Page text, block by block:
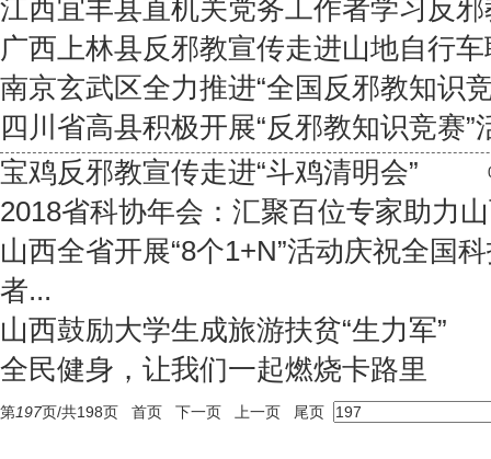
江西宜丰县直机关党务工作者学习反
广西上林县反邪教宣传走进山地自行
南京玄武区全力推进“全国反邪教知识
四川省高县积极开展“反邪教知识竞赛”
宝鸡反邪教宣传走进“斗鸡清明会”
2018省科协年会：汇聚百位专家助力
山西全省开展“8个1+N”活动庆祝全国
者...
山西鼓励大学生成旅游扶贫“生力军”
全民健身，让我们一起燃烧卡路里
第197页/共198页 首页 下一页 上一页 尾页